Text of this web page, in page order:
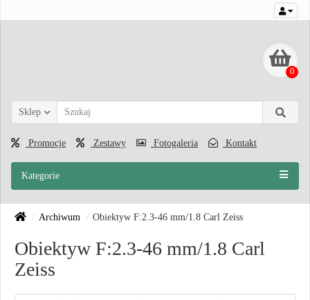
0
Sklep
Promocje Zestawy Fotogaleria Kontakt
Kategorie
Archiwum Obiektyw F:2.3-46 mm/1.8 Carl Zeiss
Obiektyw F:2.3-46 mm/1.8 Carl
Zeiss